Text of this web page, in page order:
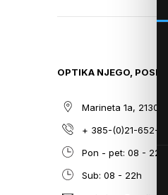
THE
THE
GALLERY
OPTIKA NJEGO,
Marineta 1a, 21300
+ 385-(0)21-652-102
Pon - pet: 08 - 22h,
Sub: 08 - 22h